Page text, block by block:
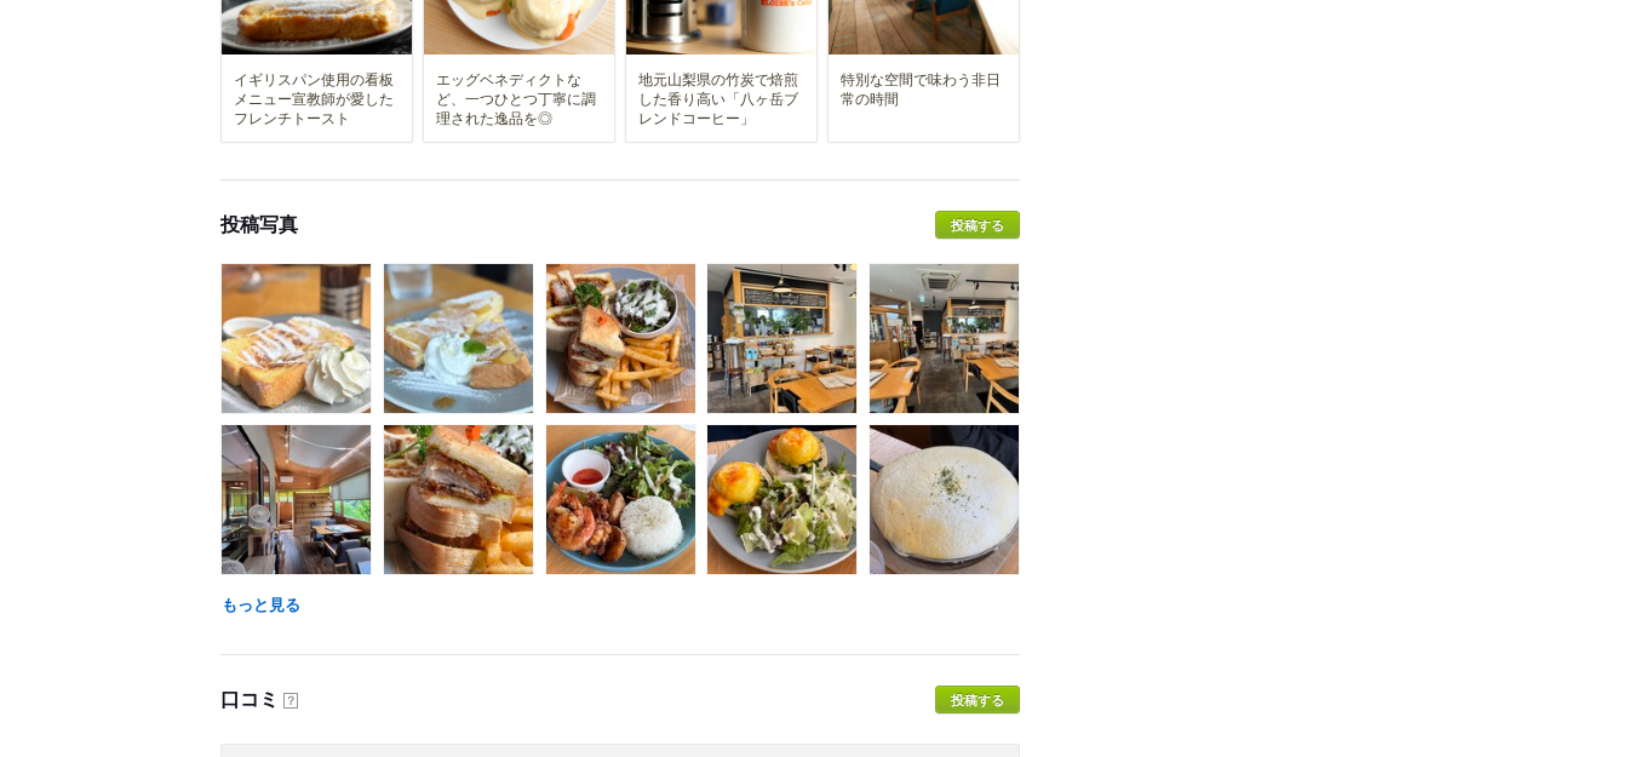
イギリスパン使用の看板
メニュー宣教師が愛した
フレンチトースト
エッグベネディクトな
ど、一つひとつ丁寧に調
理された逸品を◎
地元山梨県の竹炭で焙煎
した香り高い「八ヶ岳ブ
レンドコーヒー」
特別な空間で味わう非日
常の時間
投稿写真 投稿する
もっと見る
口コミ ？ 投稿する